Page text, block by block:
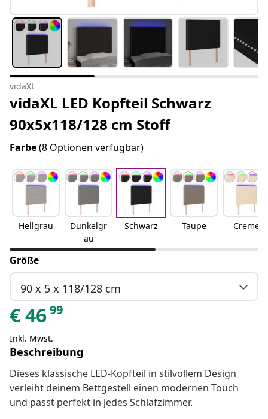
vidaXL
vidaXL LED Kopfteil Schwarz
90x5x118/128 cm Stoff
Farbe(8 Optionen verfügbar)
Hellgrau
Dunkelgr
au
Schwarz Taupe Creme
Größe
90 x 5 x 118/128 cm
€4699
Inkl. Mwst.
Beschreibung
Dieses klassische LED-Kopfteil in stilvollem Design
verleiht deinem Bettgestell einen modernen Touch
und passt perfekt in jedes Schlafzimmer.